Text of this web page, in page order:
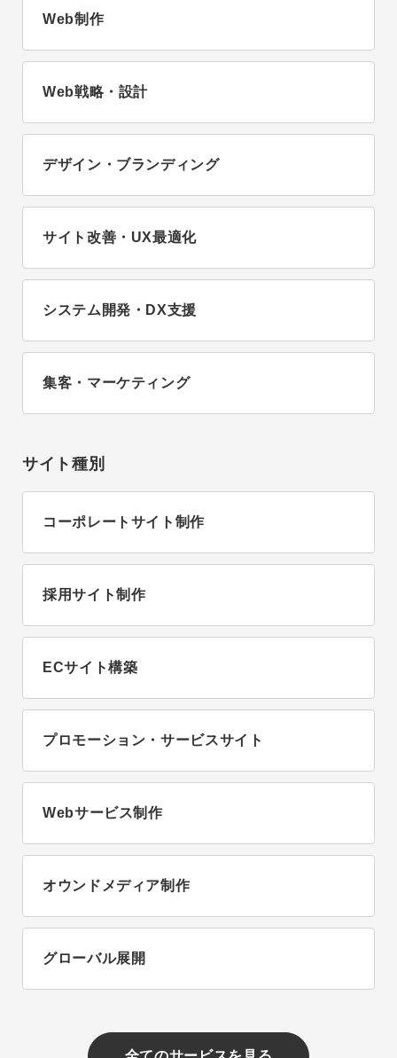
Web制作
Web戦略・設計
デザイン・ブランディング
サイト改善・UX最適化
システム開発・DX支援
集客・マーケティング
サイト種別
コーポレートサイト制作
採用サイト制作
ECサイト構築
プロモーション・サービスサイト
Webサービス制作
オウンドメディア制作
グローバル展開